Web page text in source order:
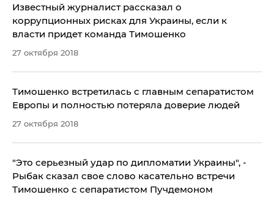
Известный журналист рассказал о
коррупционных рисках для Украины, если к
власти придет команда Тимошенко
27 октября 2018
Тимошенко встретилась с главным сепаратистом
Европы и полностью потеряла доверие людей
27 октября 2018
"Это серьезный удар по дипломатии Украины", -
Рыбак сказал свое слово касательно встречи
Тимошенко с сепаратистом Пучдемоном